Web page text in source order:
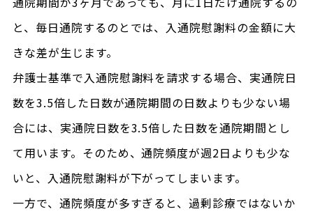
と、毎日通院するのとでは、入通院慰謝料の金額に大
きな差が生じます。
弁護士基準で入通院慰謝料を請求する場合、実通院日
数を3.5倍した日数が通院期間の日数よりも少ない場
合には、実通院日数を3.5倍した日数を通院期間とし
て用います。そのため、通院頻度が週2日よりも少な
いと、入通院慰謝料が下がってしまいます。
一方で、通院頻度が多すぎると、過剰診療ではないか